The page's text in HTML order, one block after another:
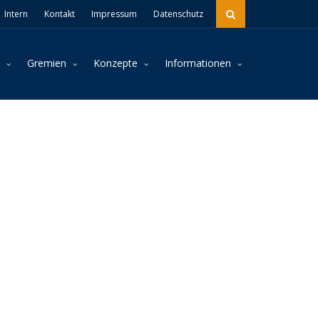
Intern Kontakt Impressum Datenschutz
Gremien Konzepte Informationen